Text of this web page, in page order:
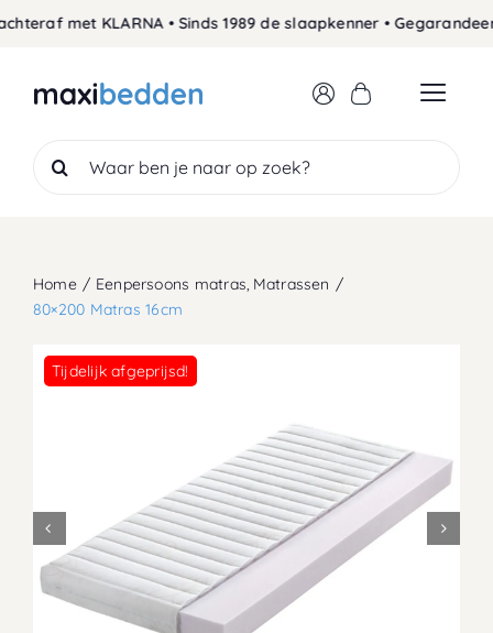
Skip
met KLARNA • Sinds 1989 de slaapkenner •
Search
for:
Home Eenpersoons matras Matrassen
80×200 Matras 16cm
Tijdelijk afgeprijsd!